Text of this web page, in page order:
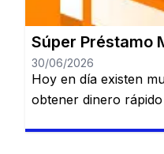
una alternativa para
[…]
Súper Préstamo
30/06/2026
Hoy en día existen
obtener dinero